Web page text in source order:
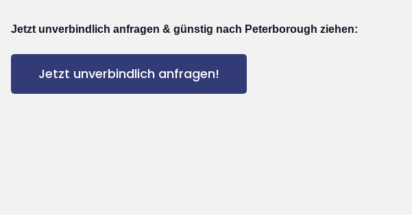
Jetzt unverbindlich anfragen & günstig nach Peterborough ziehen:
Jetzt unverbindlich anfragen!